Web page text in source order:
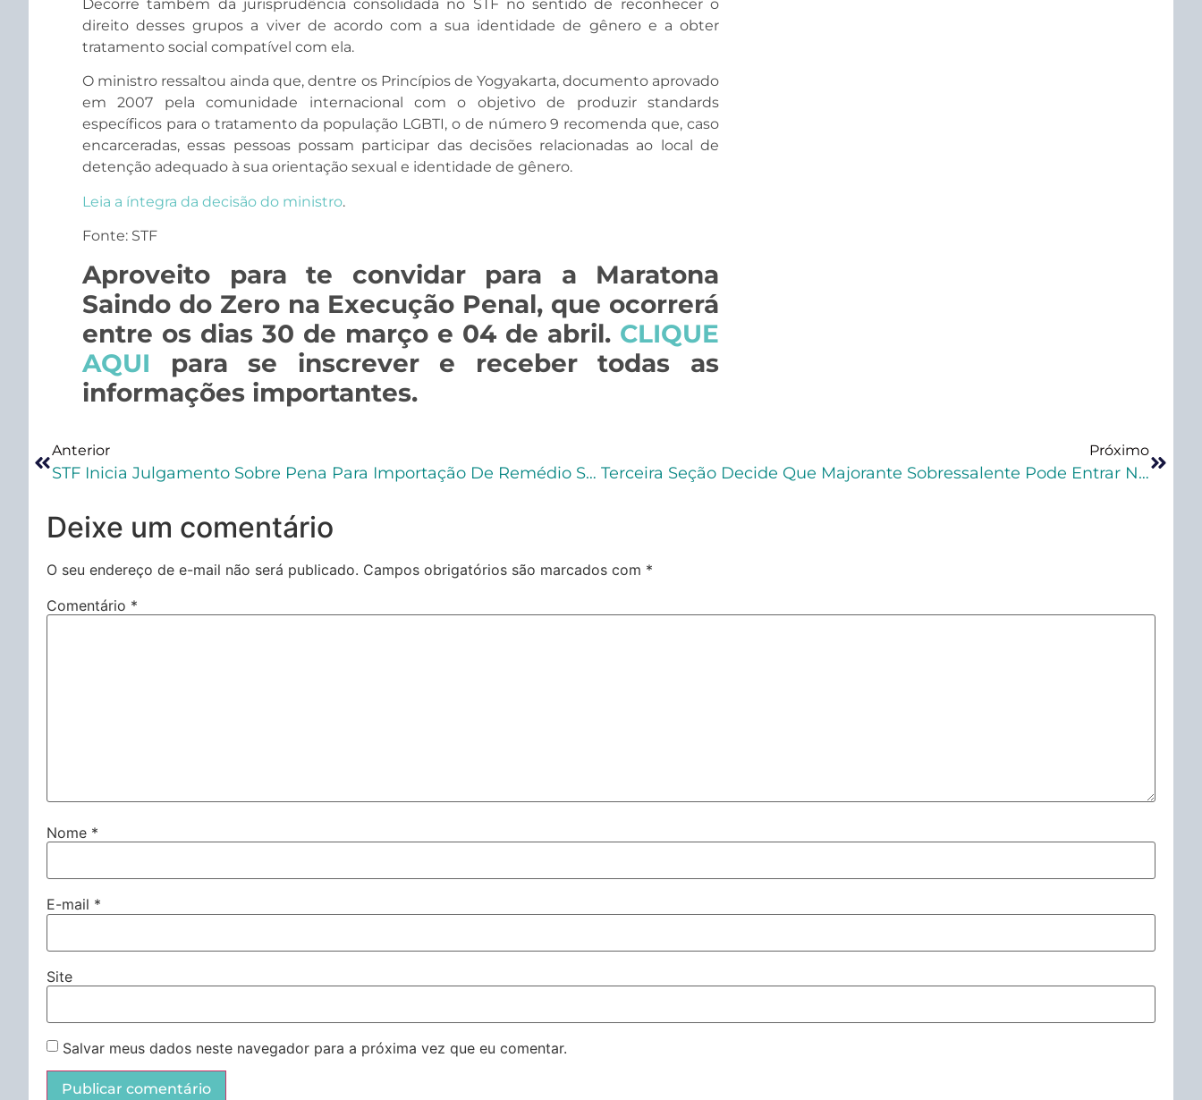
Decorre também da jurisprudência consolidada no STF no sentido de reconhecer o
direito desses grupos a viver de acordo com a sua identidade de gênero e a obter
tratamento social compatível com ela.
O ministro ressaltou ainda que, dentre os Princípios de Yogyakarta, documento aprovado
em 2007 pela comunidade internacional com o objetivo de produzir standards
específicos para o tratamento da população LGBTI, o de número 9 recomenda que, caso
encarceradas, essas pessoas possam participar das decisões relacionadas ao local de
detenção adequado à sua orientação sexual e identidade de gênero.
Leia a íntegra da decisão do ministro.
Fonte: STF
Aproveito para te convidar para a Maratona
Saindo do Zero na Execução Penal, que ocorrerá
entre os dias 30 de março e 04 de abril. CLIQUE
AQUI para se inscrever e receber todas as
informações importantes.
Anterior
STF Inicia Julgamento Sobre Pena Para Importação De Remédio Sem Registro
Próximo
Terceira Seção Decide Que Majorante Sobressalente Pode Entrar Na Primeira Ou Segunda Fase Da Dosimetria
Deixe um comentário
O seu endereço de e-mail não será publicado. Campos obrigatórios são marcados com *
Comentário *
Nome *
E-mail *
Site
Salvar meus dados neste navegador para a próxima vez que eu comentar.